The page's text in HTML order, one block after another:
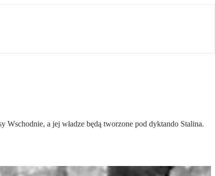
Wschodnie, a jej władze będą tworzone pod dyktando Stalina.